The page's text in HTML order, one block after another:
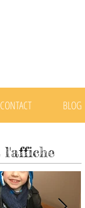
CONTACT BLOG
l'affiche